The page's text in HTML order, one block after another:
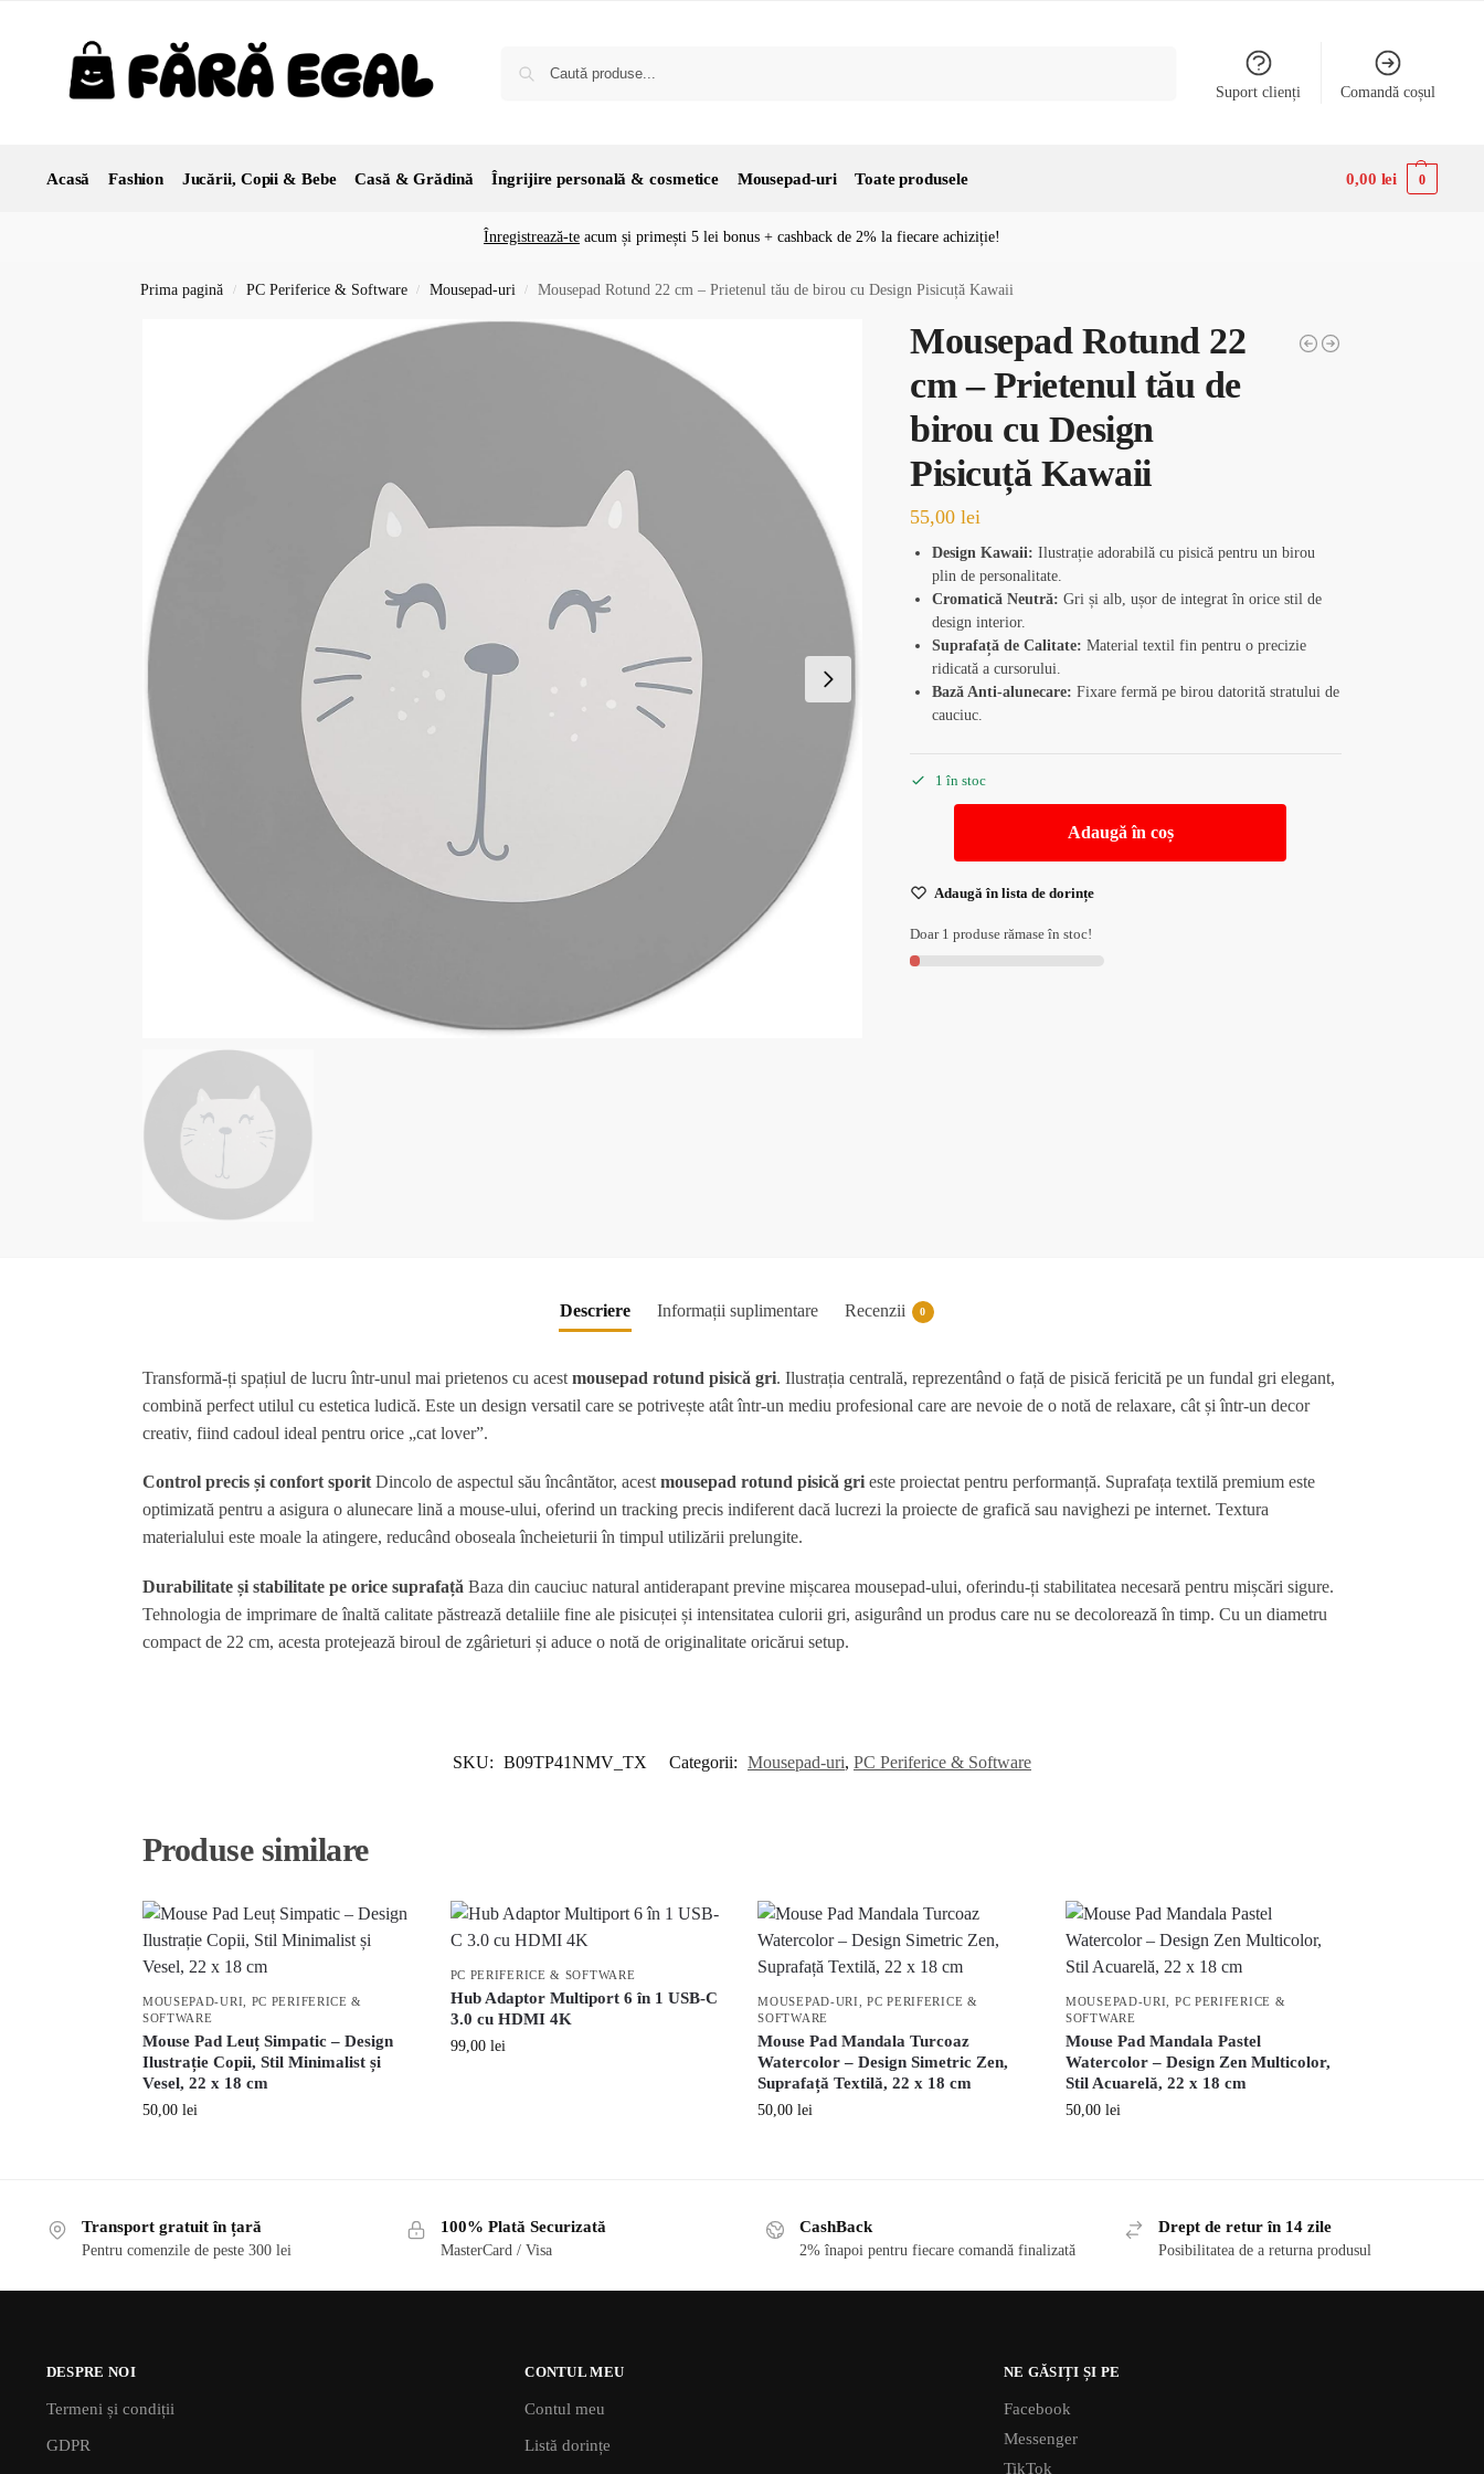
Suport clienți Comandă coșul
Acasă Fashion Jucării, Copii & Bebe Casă & Grădină Îngrijire personală & cosmetice Mousepad-uri Toate produsele 0,00 lei 0
Înregistrează-te acum și primești 5 lei bonus + cashback de 2% la fiecare achiziție!
Prima pagină / PC Periferice & Software / Mousepad-uri / Mousepad Rotund 22 cm – Prietenul tău de birou cu Design Pisicuță Kawaii
Mousepad Rotund 22
cm – Prietenul tău de
birou cu Design
Pisicuță Kawaii
55,00lei
Design Kawaii: Ilustrație adorabilă cu pisică pentru un birou
plin de personalitate.
Cromatică Neutră: Gri și alb, ușor de integrat în orice stil de
design interior.
Suprafață de Calitate: Material textil fin pentru o precizie
ridicată a cursorului.
Bază Anti-alunecare: Fixare fermă pe birou datorită stratului de
cauciuc.
1 în stoc
Adaugă în coș
Adaugă în lista de dorințe
Doar 1 produse rămase în stoc!
Descriere Informații suplimentare Recenzii 0
Transformă-ți spațiul de lucru într-unul mai prietenos cu acest mousepad rotund pisică gri. Ilustrația centrală, reprezentând o față de pisică fericită pe un fundal gri elegant,
combină perfect utilul cu estetica ludică. Este un design versatil care se potrivește atât într-un mediu profesional care are nevoie de o notă de relaxare, cât și într-un decor
creativ, fiind cadoul ideal pentru orice „cat lover”.
Control precis și confort sporitDincolo de aspectul său încântător, acest mousepad rotund pisică grieste proiectat pentru performanță. Suprafața textilă premium este
optimizată pentru a asigura o alunecare lină a mouse-ului, oferind un tracking precis indiferent dacă lucrezi la proiecte de grafică sau navighezi pe internet. Textura
materialului este moale la atingere, reducând oboseala încheieturii în timpul utilizării prelungite.
Durabilitate și stabilitate pe orice suprafață Baza din cauciuc natural antiderapant previne mișcarea mousepad-ului, oferindu-ți stabilitatea necesară pentru mișcări sigure.
Tehnologia de imprimare de înaltă calitate păstrează detaliile fine ale pisicuței și intensitatea culorii gri, asigurând un produs care nu se decolorează în timp. Cu un diametru
compact de 22 cm, acesta protejează biroul de zgârieturi și aduce o notă de originalitate oricărui setup.
SKU: B09TP41NMV_TX Categorii: Mousepad-uri, PC Periferice & Software
Produse similare
MOUSEPAD-URI
PC PERIFERICE &
SOFTWARE
Mouse Pad Leuț Simpatic – Design
Ilustrație Copii, Stil Minimalist și
Vesel, 22 x 18 cm
50,00 lei
PC PERIFERICE & SOFTWARE
Hub Adaptor Multiport 6 în 1 USB-C
3.0 cu HDMI 4K
99,00 lei
MOUSEPAD-URI ,PC PERIFERICE &
SOFTWARE
Mouse Pad Mandala Turcoaz
Watercolor – Design Simetric Zen,
Suprafață Textilă, 22 x 18 cm
50,00lei
MOUSEPAD-URI
PC PERIFERICE &
SOFTWARE
Mouse Pad Mandala Pastel
Watercolor – Design Zen Multicolor,
Stil Acuarelă, 22 x 18 cm
50,00lei
Transport gratuit în țară
Pentru comenzile de peste 300 lei
100% Plată Securizată
MasterCard / Visa
CashBack
2% înapoi pentru fiecare comandă finalizată
Drept de retur în 14 zile
Posibilitatea de a returna produsul
DESPRE NOI
Termeni și condiții
GDPR
CONTUL MEU
Contul meu
Listă dorințe
NE GĂSIȚI ȘI PE
Facebook
Messenger
TikTok